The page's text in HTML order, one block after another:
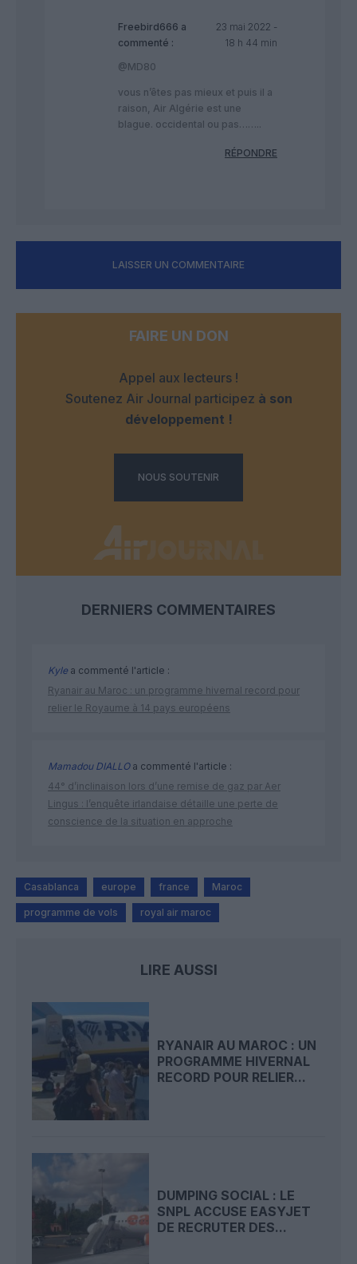
Freebird666 a
commenté :
23 mai 2022 -
18 h 44 min
@MD80
vous n’êtes pas mieux et puis il a
raison, Air Algérie est une
blague. occidental ou pas……..
RÉPONDRE
LAISSER UN COMMENTAIRE
FAIRE UN DON
Appel aux lecteurs !
Soutenez Air Journal participez à son
développement !
NOUS SOUTENIR
DERNIERS COMMENTAIRES
Kylea commenté l'article :
Ryanair au Maroc : un programme hivernal record pour
relier le Royaume à 14 pays européens
Mamadou DIALLOa commenté l'article :
44° d’inclinaison lors d’une remise de gaz par Aer
Lingus : l’enquête irlandaise détaille une perte de
conscience de la situation en approche
Casablanca europe france Maroc
programme de vols royal air maroc
LIRE AUSSI
RYANAIR AU MAROC : UN
PROGRAMME HIVERNAL
RECORD POUR RELIER...
DUMPING SOCIAL : LE
SNPL ACCUSE EASYJET
DE RECRUTER DES...